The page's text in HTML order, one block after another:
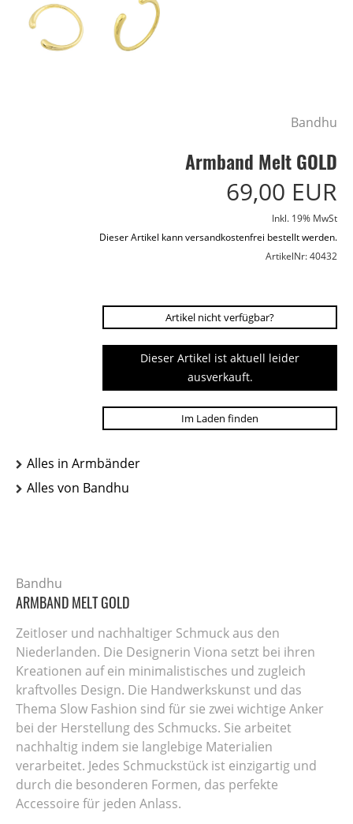
Bandhu
Armband Melt GOLD
69,00 EUR
Inkl. 19% MwSt
Dieser Artikel kann versandkostenfrei bestellt werden.
ArtikelNr: 40432
Artikel nicht verfügbar?
Dieser Artikel ist aktuell leider
ausverkauft.
Im Laden finden
Alles in Armbänder
Alles von Bandhu
Bandhu
ARMBAND MELT GOLD
Zeitloser und nachhaltiger Schmuck aus den
Niederlanden. Die Designerin Viona setzt bei ihren
Kreationen auf ein minimalistisches und zugleich
kraftvolles Design. Die Handwerkskunst und das
Thema Slow Fashion sind für sie zwei wichtige Anker
bei der Herstellung des Schmucks. Sie arbeitet
nachhaltig indem sie langlebige Materialien
verarbeitet. Jedes Schmuckstück ist einzigartig und
durch die besonderen Formen, das perfekte
Accessoire für jeden Anlass.